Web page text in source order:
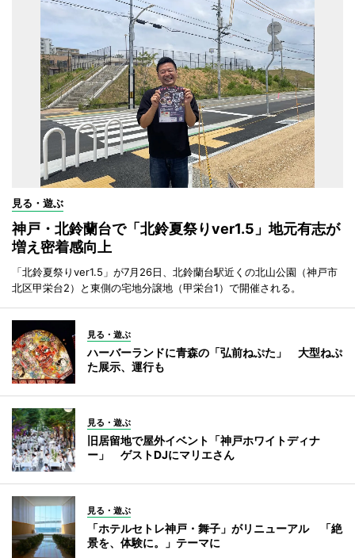
見る・遊ぶ
神戸・北鈴蘭台で「北鈴夏祭りver1.5」地元有志が
増え密着感向上
「北鈴夏祭りver1.5」が7月26日、北鈴蘭台駅近くの北山公園（神戸市
北区甲栄台2）と東側の宅地分譲地（甲栄台1）で開催される。
見る・遊ぶ
ハーバーランドに青森の「弘前ねぷた」 大型ねぷ
た展示、運行も
見る・遊ぶ
旧居留地で屋外イベント「神戸ホワイトディナ
ー」 ゲストDJにマリエさん
見る・遊ぶ
「ホテルセトレ神戸・舞子」がリニューアル 「絶
景を、体験に。」テーマに